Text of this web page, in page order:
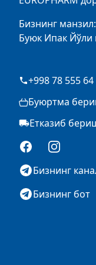
Бизнинг
Буюк Ипак Йўли
+998 78 555 64
Буюртма
Етказиб
FacebookInstagram
Бизнинг
Бизнинг бот